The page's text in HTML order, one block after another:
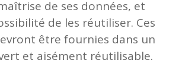
de ses données, et
de les réutiliser. Ces
être fournies dans un
et aisément réutilisable.